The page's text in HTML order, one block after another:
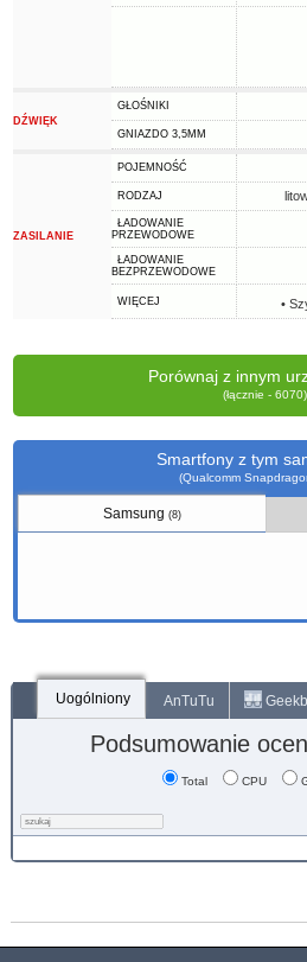
DŹWIĘK
GŁOŚNIKI
GNIAZDO 3,5MM
ZASILANIE
POJEMNOŚĆ
RODZAJ
ŁADOWANIE
PRZEWODOWE
ŁADOWANIE
BEZPRZEWODOWE
WIĘCEJ •
Porównaj z innym
(łącznie - 6070)
Smartfony z tym
(Qualcomm
Samsung(8)
Uogólniony AnTuTu
Podsumowanie
Total CPU